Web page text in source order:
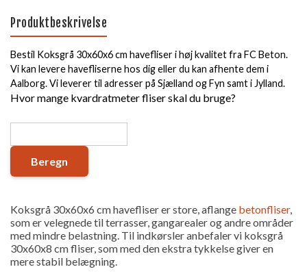
Produktbeskrivelse
Bestil Koksgrå 30x60x6 cm havefliser i høj kvalitet fra FC Beton.
Vi kan levere havefliserne hos dig eller du kan afhente dem i
Aalborg. Vi leverer til adresser på Sjælland og Fyn samt i Jylland.
Hvor mange kvardratmeter fliser skal du bruge?
Beregn
Koksgrå 30x60x6 cm havefliser er store, aflange betonfliser,
som er velegnede til terrasser, gangarealer og andre områder
med mindre belastning. Til indkørsler anbefaler vi koksgrå
30x60x8 cm fliser, som med den ekstra tykkelse giver en
mere stabil belægning.